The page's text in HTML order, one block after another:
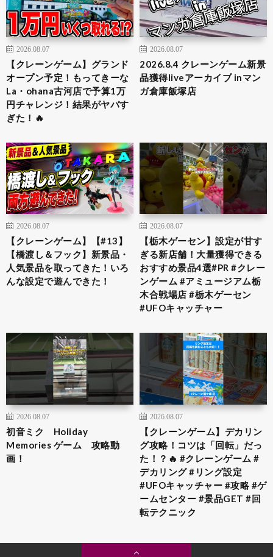
2026.08.07
【クレーンゲーム】グランド
オープン予定！もってきーな
La・ohana古河店で予算1万
円チャレンジ！結果がヤバす
ぎた！🔥
2026.08.07
2026.8.4 クレーンゲーム新景
品獲得liveアーカイブ inマン
ガ倉庫飯塚店
2026.08.07
【クレーンゲーム】【#13】
【橋渡し＆フック】新景品・
人気景品を取ってきた！いろ
んな設定で遊んできた！
2026.08.07
​【栃木ゲーセン】設定が甘す
ぎる新店舗！大量獲得できる
おすすめ景品4選​#PR #クレー
ンゲーム #アミュージアム栃
木合戦場店 #栃木ゲーセン
#UFOキャッチャー
2026.08.07
初音ミク Holiday
Memories ゲーム 攻略動
画！
2026.08.07
【クレーンゲーム】デカリン
グ攻略！コツは「回転」だっ
た！？🔥 #クレーンゲーム #
デカリング #リング設定
#UFOキャッチャー #攻略 #ゲ
ームセンター #景品GET #回
転テクニック